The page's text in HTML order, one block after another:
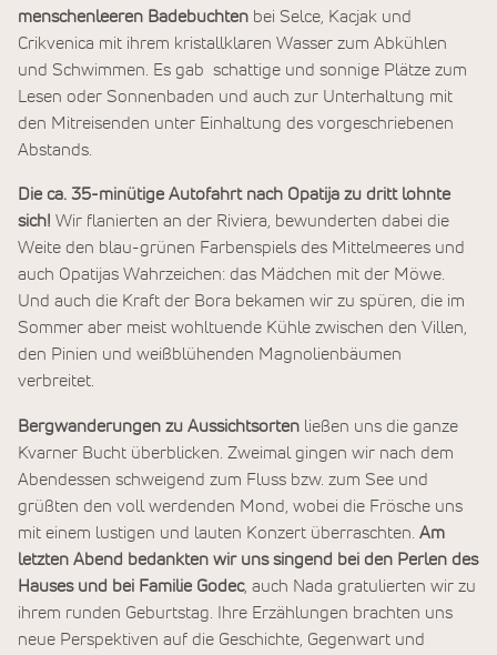
menschenleeren Badebuchten bei Selce, Kacjak und
Crikvenica mit ihrem kristallklaren Wasser zum Abkühlen
und Schwimmen. Es gab schattige und sonnige Plätze zum
Lesen oder Sonnenbaden und auch zur Unterhaltung mit
den Mitreisenden unter Einhaltung des vorgeschriebenen
Abstands.
Die ca. 35-minütige Autofahrt nach Opatija zu dritt lohnte
sich! Wir flanierten an der Riviera, bewunderten dabei die
Weite den blau-grünen Farbenspiels des Mittelmeeres und
auch Opatijas Wahrzeichen: das Mädchen mit der Möwe.
Und auch die Kraft der Bora bekamen wir zu spüren, die im
Sommer aber meist wohltuende Kühle zwischen den Villen,
den Pinien und weißblühenden Magnolienbäumen
verbreitet.
Bergwanderungen zu Aussichtsorten ließen uns die ganze
Kvarner Bucht überblicken. Zweimal gingen wir nach dem
Abendessen schweigend zum Fluss bzw. zum See und
grüßten den voll werdenden Mond, wobei die Frösche uns
mit einem lustigen und lauten Konzert überraschten. Am
letzten Abend bedankten wir uns singend bei den Perlen des
Hauses und bei Familie Godec, auch Nada gratulierten wir zu
ihrem runden Geburtstag. Ihre Erzählungen brachten uns
neue Perspektiven auf die Geschichte, Gegenwart und